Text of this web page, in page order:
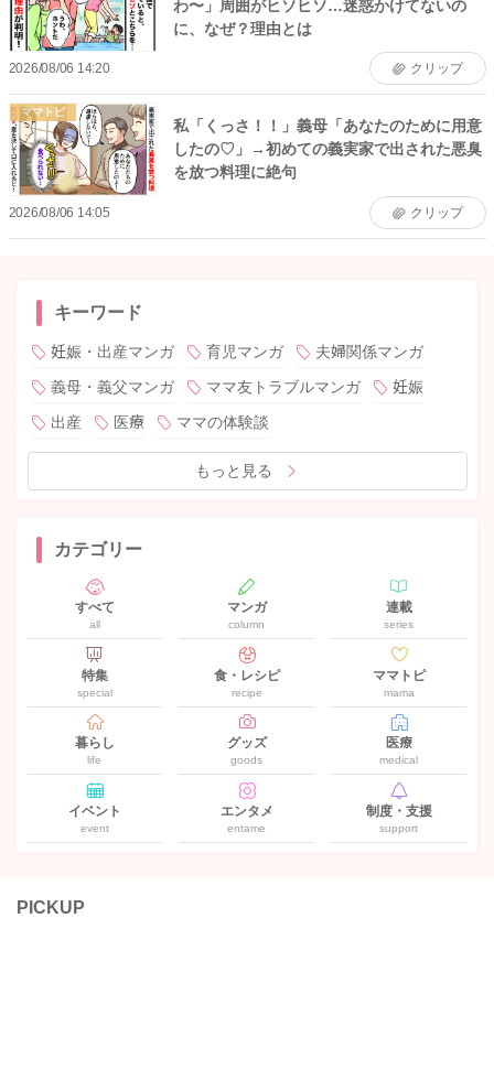
わ〜」周囲がヒソヒソ…迷惑かけてないの
に、なぜ？理由とは
2026/08/06 14:20 クリップ
ママトピ
私「くっさ！！」義母「あなたのために用意
したの♡」→初めての義実家で出された悪臭
を放つ料理に絶句
2026/08/06 14:05 クリップ
キーワード
妊娠・出産マンガ 育児マンガ
夫婦関係マンガ
義母・義父マンガ
ママ友トラブルマンガ
妊娠
出産
医療 ママの体験談
もっと見る
カテゴリー
すべて
all
マンガ
column
連載
series
特集
special
食・レシピ
recipe
ママトピ
mama
暮らし
life
グッズ
goods
医療
medical
イベント
event
エンタメ
entame
制度・支援
support
PICKUP